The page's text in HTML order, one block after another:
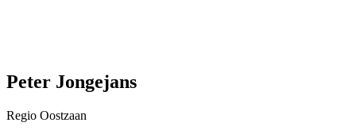
Peter Jongejans
Regio Oostzaan